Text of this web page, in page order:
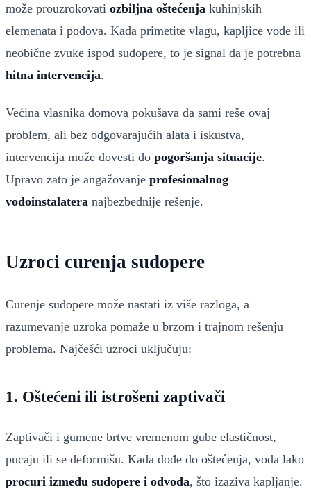
može prouzrokovati ozbiljna oštećenja kuhinjskih
elemenata i podova. Kada primetite vlagu, kapljice vode ili
neobične zvuke ispod sudopere, to je signal da je potrebna
hitna intervencija.
Većina vlasnika domova pokušava da sami reše ovaj
problem, ali bez odgovarajućih alata i iskustva,
intervencija može dovesti do pogoršanja situacije.
Upravo zato je angažovanje profesionalnog
vodoinstalatera najbezbednije rešenje.
Uzroci curenja sudopere
Curenje sudopere može nastati iz više razloga, a
razumevanje uzroka pomaže u brzom i trajnom rešenju
problema. Najčešći uzroci uključuju:
1. Oštećeni ili istrošeni zaptivači
Zaptivači i gumene brtve vremenom gube elastičnost,
pucaju ili se deformišu. Kada dođe do oštećenja, voda lako
procuri između sudopere i odvoda, što izaziva kapljanje.